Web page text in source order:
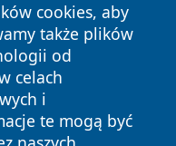
cookies, aby
także plików
od
celach
i
te mogą być
prawa